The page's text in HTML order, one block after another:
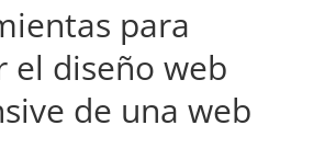
para
el diseño web
de una web